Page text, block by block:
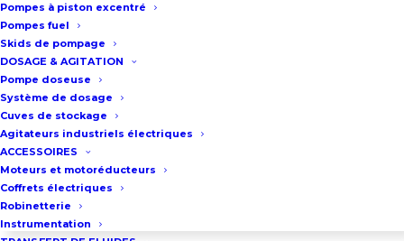
Pompes à piston excentré
Pompes fuel
Skids de pompage
DOSAGE & AGITATION
Pompe doseuse
Système de dosage
Cuves de stockage
Agitateurs industriels électriques
ACCESSOIRES
Moteurs et motoréducteurs
Coffrets électriques
Robinetterie
Instrumentation
La série e-GS
une référence de longévité pour
les forages de 4 pouces. Sa
structure, principalement
composée d’
s’allie à un refoulement moulé de
haute densité pour offrir une